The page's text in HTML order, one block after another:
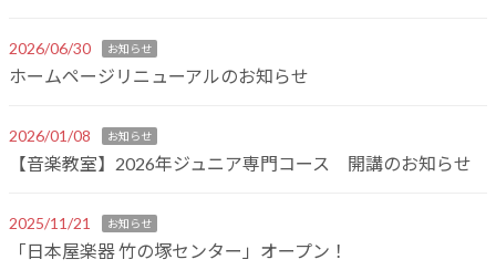
2026/06/30 お知らせ
ホームページリニューアルのお知らせ
2026/01/08 お知らせ
【音楽教室】2026年ジュニア専門コース 開講のお知らせ
2025/11/21 お知らせ
「日本屋楽器 竹の塚センター」オープン！